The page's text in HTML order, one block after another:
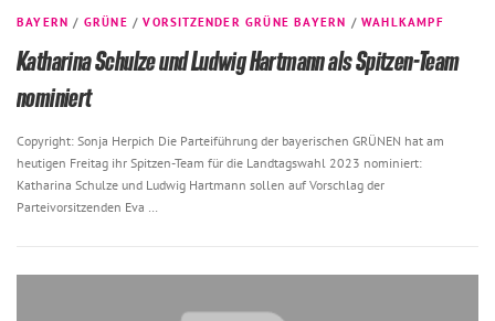
BAYERN / GRÜNE /VORSITZENDER GRÜNE BAYERN /WAHLKAMPF
Katharina Schulze und Ludwig Hartmann als Spitzen-Team
nominiert
Copyright: Sonja Herpich Die Parteiführung der bayerischen GRÜNEN hat am
heutigen Freitag ihr Spitzen-Team für die Landtagswahl 2023 nominiert:
Katharina Schulze und Ludwig Hartmann sollen auf Vorschlag der
Parteivorsitzenden Eva …